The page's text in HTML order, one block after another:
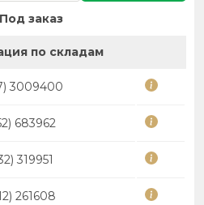
Под заказ
по складам
3009400
683962
319951
261608